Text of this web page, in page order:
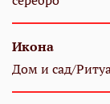
Икона
Дом и сад/